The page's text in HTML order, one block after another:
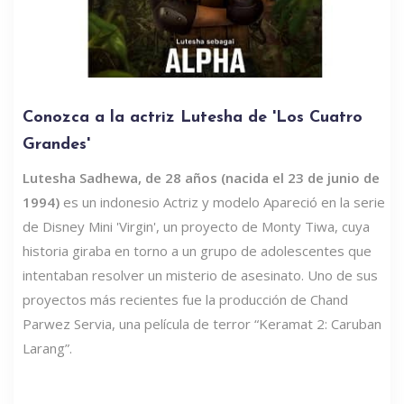
Conozca a la actriz Lutesha de 'Los Cuatro
Grandes'
Lutesha Sadhewa, de 28 años (nacida el 23 de junio de
1994) es un indonesio Actriz y modelo Apareció en la serie
de Disney Mini 'Virgin', un proyecto de Monty Tiwa, cuya
historia giraba en torno a un grupo de adolescentes que
intentaban resolver un misterio de asesinato. Uno de sus
proyectos más recientes fue la producción de Chand
Parwez Servia, una película de terror “Keramat 2: Caruban
Larang”.